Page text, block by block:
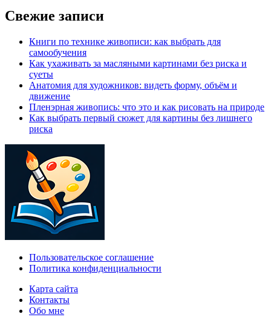
Свежие записи
Книги по технике живописи: как выбрать для
самообучения
Как ухаживать за масляными картинами без риска и
суеты
Анатомия для художников: видеть форму, объём и
движение
Пленэрная живопись: что это и как рисовать на природе
Как выбрать первый сюжет для картины без лишнего
риска
Пользовательское соглашение
Политика конфиденциальности
Карта сайта
Контакты
Обо мне